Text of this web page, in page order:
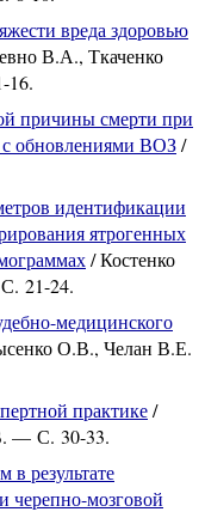
вреда здоровью
В.А., Ткаченко
16.
причины смерти при
с обновлениями ВОЗ/
идентификации
ятрогенных
/ Костенко
21-24.
медицинского
О.В., Челан В.Е.
практике/
— С. 30-33.
результате
мозговой